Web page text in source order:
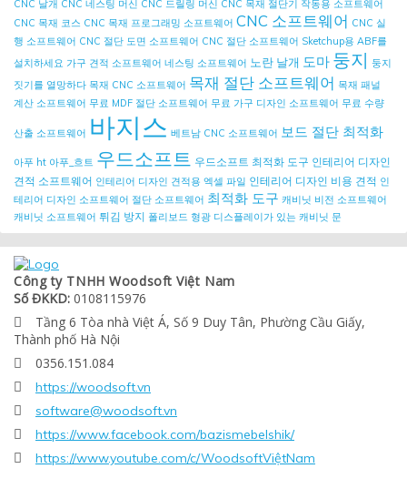
CNC 날개 CNC 네스팅 머신 CNC 드릴링 머신 CNC 목재 절단기 작동용 소프트웨어
CNC 목재 코스 CNC 목재 프로그래밍 소프트웨어 CNC 소프트웨어 CNC 실
행 소프트웨어 CNC 절단 도면 소프트웨어 CNC 절단 소프트웨어 Sketchup용 ABF를
설치하세요 가구 견적 소프트웨어 네스팅 소프트웨어 노란 날개 도마 둥지 둥지
짓기를 열망하다 목재 CNC 소프트웨어 목재 절단 소프트웨어 목재 패널
계산 소프트웨어 무료 MDF 절단 소프트웨어 무료 가구 디자인 소프트웨어 무료 수량
산출 소프트웨어 바지스 베트남 CNC 소프트웨어 보드 절단 최적화
아푸 ht 아푸_흐트 우드소프트 우드소프트 최적화 도구 인테리어 디자인
견적 소프트웨어 인테리어 디자인 견적용 엑셀 파일 인테리어 디자인 비용 견적 인
테리어 디자인 소프트웨어 절단 소프트웨어 최적화 도구 캐비닛 비전 소프트웨어
캐비닛 소프트웨어 튀김 방지 폴리보드 형광 디스플레이가 있는 캐비닛 문
Công ty TNHH Woodsoft Việt Nam
Số ĐKKD: 0108115976

Tầng 6 Tòa nhà Việt Á, Số 9 Duy Tân, Phường Cầu Giấy,
Thành phố Hà Nội
 0356.151.084
 https://woodsoft.vn
 software@woodsoft.vn
 https://www.facebook.com/bazismebelshik/
 https://www.youtube.com/c/WoodsoftViệtNam